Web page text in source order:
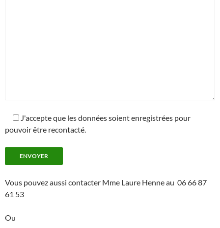
J'accepte que les données soient enregistrées pour
pouvoir être recontacté.
Vous pouvez aussi contacter Mme Laure Henne au 06 66 87
61 53
Ou